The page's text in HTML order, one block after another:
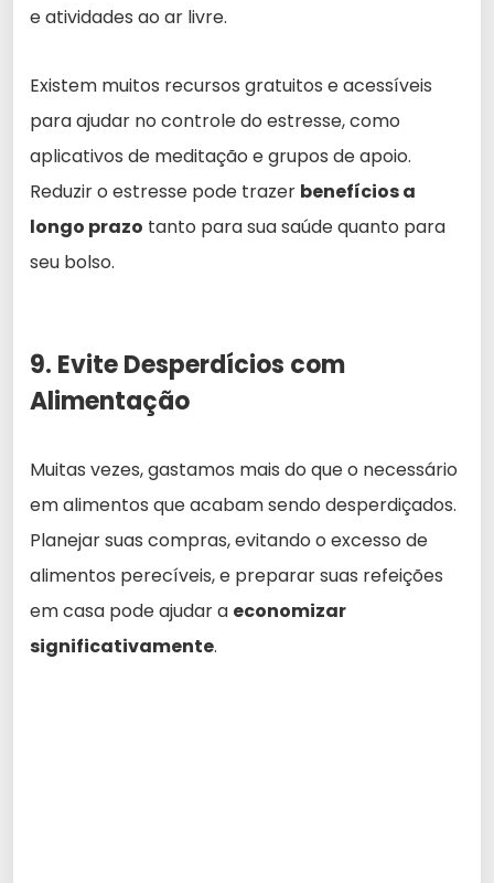
e atividades ao ar livre.
Existem muitos recursos gratuitos e acessíveis
para ajudar no controle do estresse, como
aplicativos de meditação e grupos de apoio.
Reduzir o estresse pode trazer benefícios a
longo prazo tanto para sua saúde quanto para
seu bolso.
9. Evite Desperdícios com
Alimentação
Muitas vezes, gastamos mais do que o necessário
em alimentos que acabam sendo desperdiçados.
Planejar suas compras, evitando o excesso de
alimentos perecíveis, e preparar suas refeições
em casa pode ajudar a economizar
significativamente.